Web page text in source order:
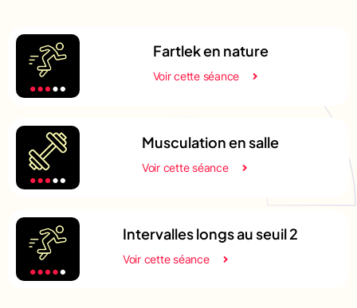
Fartlek en nature
Voir cette séance
Musculation en salle
Voir cette séance
Intervalles longs au seuil 2
Voir cette séance